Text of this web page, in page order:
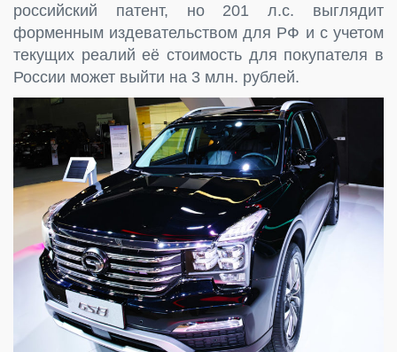
российский патент, но 201 л.с. выглядит
форменным издевательством для РФ и с учетом
текущих реалий её стоимость для покупателя в
России может выйти на 3 млн. рублей.